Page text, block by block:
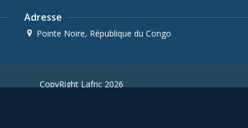
Adresse
Pointe Noire, République du Congo
CopyRight Lafric 2026